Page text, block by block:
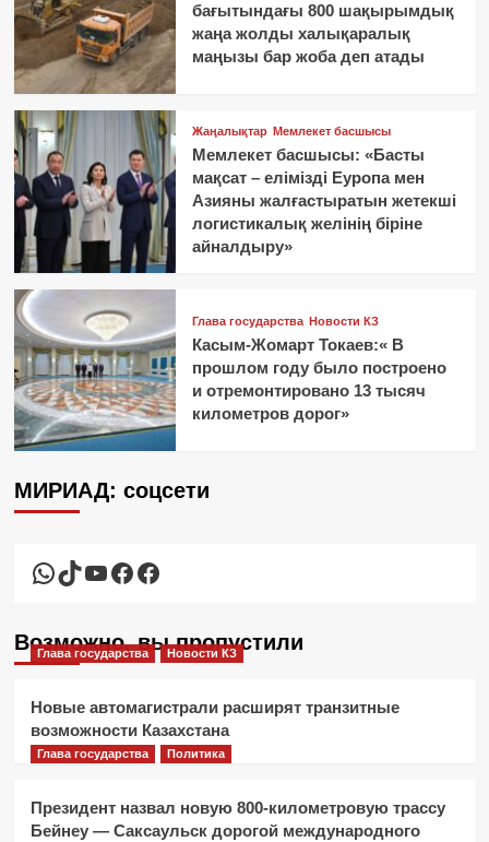
бағытындағы 800 шақырымдық
жаңа жолды халықаралық
маңызы бар жоба деп атады
Жаңалықтар Мемлекет басшысы
Мемлекет басшысы: «Басты
мақсат – елімізді Еуропа мен
Азияны жалғастыратын жетекші
логистикалық желінің біріне
айналдыру»
Глава государства Новости КЗ
Касым-Жомарт Токаев:« В
прошлом году было построено
и отремонтировано 13 тысяч
километров дорог»
МИРИАД: соцсети
WhatsApp
TikTok
YouTube
Facebook
Facebook
Возможно, вы пропустили
Глава государства Новости КЗ
Новые автомагистрали расширят транзитные
возможности Казахстана
Глава государства Политика
Президент назвал новую 800-километровую трассу
Бейнеу — Саксаульск дорогой международного